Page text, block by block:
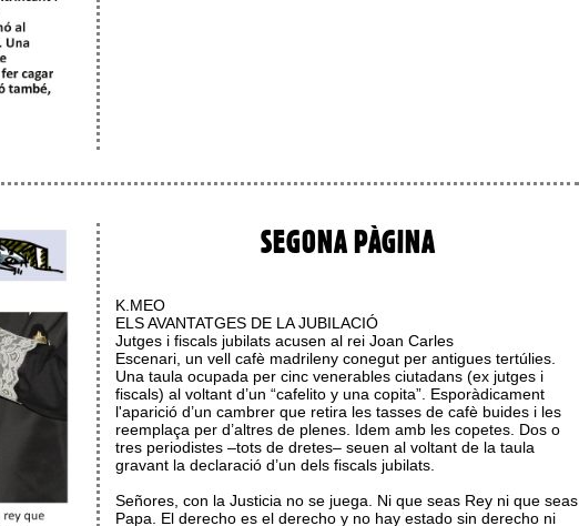
SEGONA PÀGINA
K.MEO
ELS AVANTATGES DE LA JUBILACIÓ
Jutges i fiscals jubilats acusen al rei Joan Carles
Escenari, un vell cafè madrileny conegut per antigues tertúlies.
Una taula ocupada per cinc venerables ciutadans (ex jutges i
fiscals) al voltant d’un “cafelito y una copita”. Esporàdicament
l'aparició d’un cambrer que retira les tasses de cafè buides i les
reemplaça per d’altres de plenes. Idem amb les copetes. Dos o
tres periodistes –tots de dretes– seuen al voltant de la taula
gravant la declaració d’un dels fiscals jubilats.
Señores, con la Justicia no se juega. Ni que seas Rey ni que seas
Papa. El derecho es el derecho y no hay estado sin derecho ni